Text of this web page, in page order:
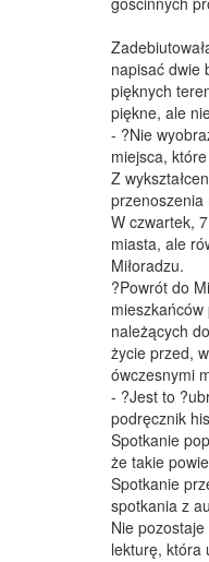
napisać dwie
pięknych
piękne, ale
- ?Nie
miejsca,
Z
przenoszenia
W czwartek,
miasta, ale
Miłoradzu.
?Powrót do
należących
życie przed,
ówczesnymi
- ?Jest to
podręcznik
Spotkanie
że takie
Spotkanie
spotkania z
Nie
lekturę, która